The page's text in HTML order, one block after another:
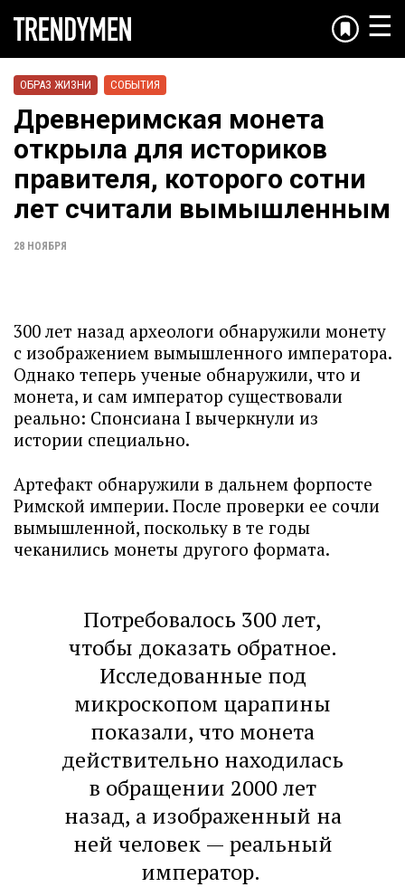
☰
ОБРАЗ ЖИЗНИ СОБЫТИЯ
Древнеримская монета
открыла для историков
правителя, которого сотни
лет считали вымышленным
28 НОЯБРЯ
300 лет назад археологи обнаружили монету
с изображением вымышленного императора.
Однако теперь ученые обнаружили, что и
монета, и сам император существовали
реально: Спонсиана I вычеркнули из
истории специально.
Артефакт обнаружили в дальнем форпосте
Римской империи. После проверки ее сочли
вымышленной, поскольку в те годы
чеканились монеты другого формата.
Потребовалось 300 лет,
чтобы доказать обратное.
Исследованные под
микроскопом царапины
показали, что монета
действительно находилась
в обращении 2000 лет
назад, а изображенный на
ней человек — реальный
император.